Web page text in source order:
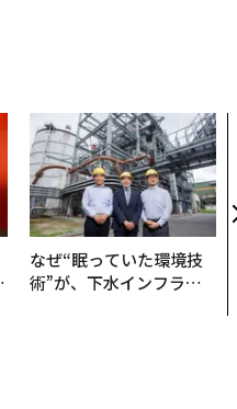
なぜ“眠っていた環境技
術”が、下水インフラを